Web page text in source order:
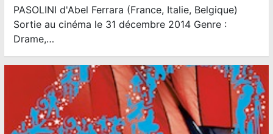
PASOLINI d'Abel Ferrara (France, Italie, Belgique)
Sortie au cinéma le 31 décembre 2014 Genre :
Drame,…